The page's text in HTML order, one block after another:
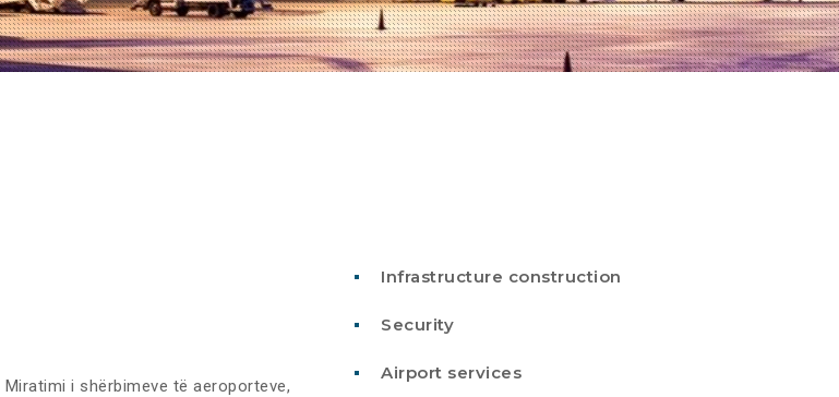
i shërbimeve të aeroporteve,
Infrastructure construction
Security
Airport services